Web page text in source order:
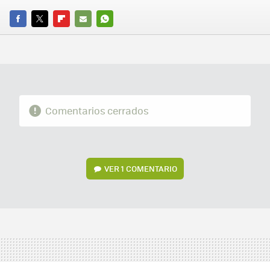
FACEBOOK
TWITTERFLIPBOARD
E-
WHATSAPP
Comentarios cerrados
VER1 COMENTARIO